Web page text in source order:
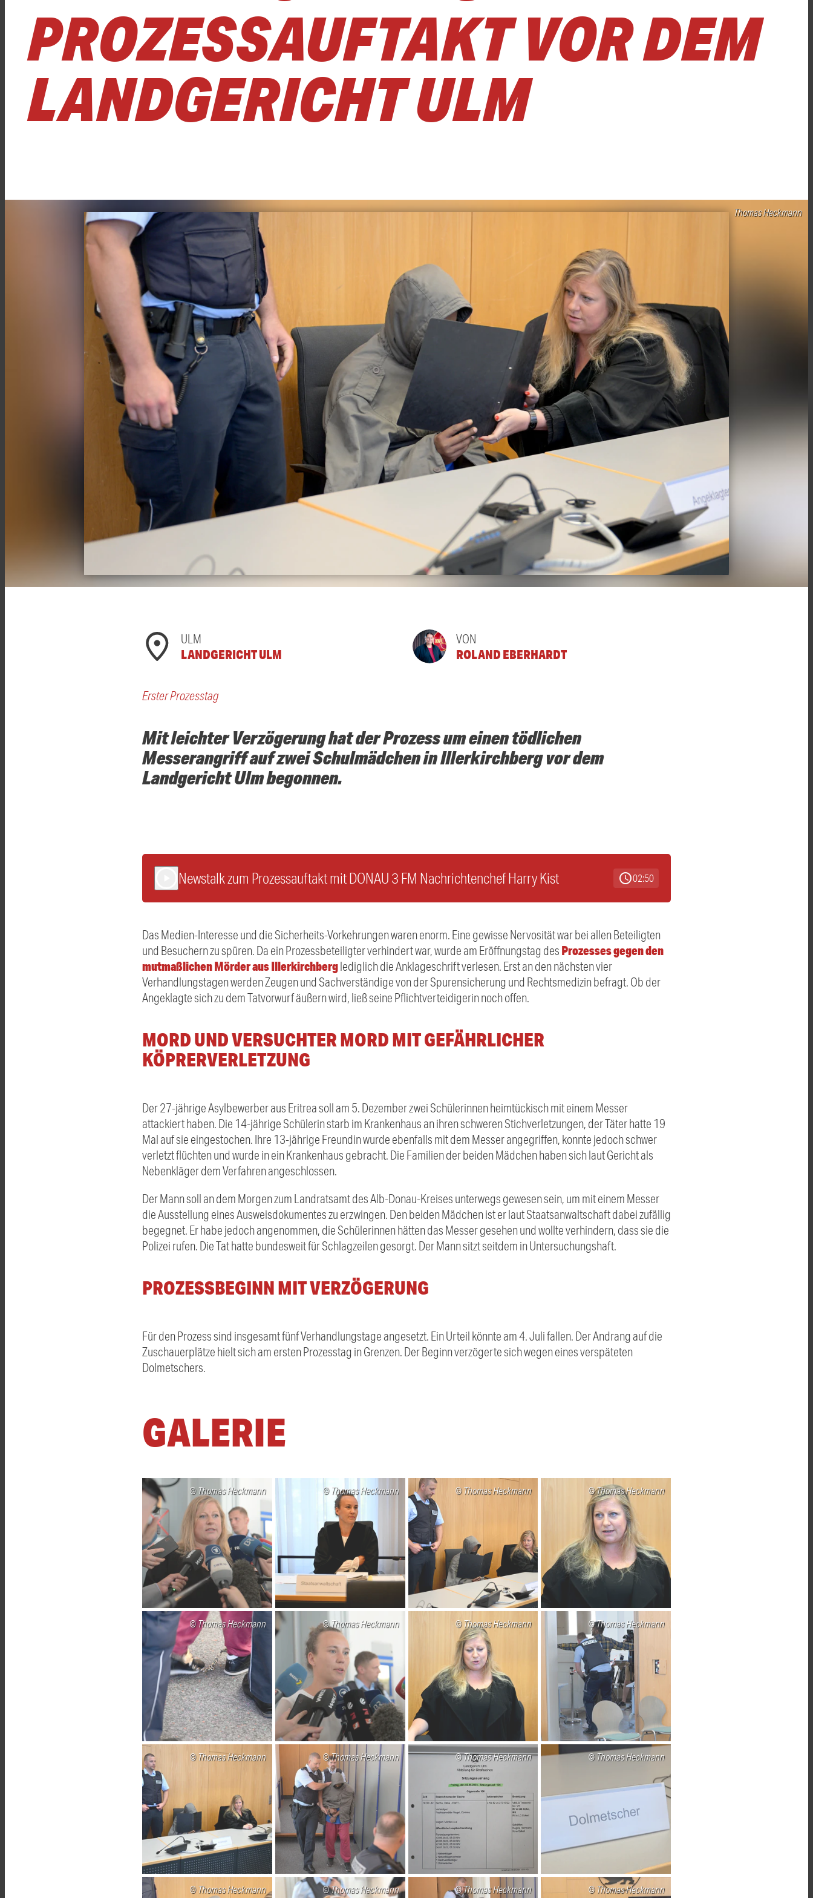
PROZESSAUFTAKT VOR DEM
LANDGERICHT ULM
Thomas Heckmann
ULM
LANDGERICHT ULM
VON
ROLAND EBERHARDT
Erster Prozesstag
Mit leichter Verzögerung hat der Prozess um einen tödlichen
Messerangriff auf zwei Schulmädchen in Illerkirchberg vor dem
Landgericht Ulm begonnen.
Newstalk zum Prozessauftakt mit DONAU 3 FM Nachrichtenchef Harry Kist schedule02:50
Das Medien-Interesse und die Sicherheits-Vorkehrungen waren enorm. Eine gewisse Nervosität war bei allen Beteiligten
und Besuchern zu spüren. Da ein Prozessbeteiligter verhindert war, wurde am Eröffnungstag des Prozesses gegen den
mutmaßlichen Mörder aus Illerkirchberglediglich die Anklageschrift verlesen. Erst an den nächsten vier
Verhandlungstagen werden Zeugen und Sachverständige von der Spurensicherung und Rechtsmedizin befragt. Ob der
Angeklagte sich zu dem Tatvorwurf äußern wird, ließ seine Pflichtverteidigerin noch offen.
MORD UND VERSUCHTER MORD MIT GEFÄHRLICHER
KÖPRERVERLETZUNG
Der 27-jährige Asylbewerber aus Eritrea soll am 5. Dezember zwei Schülerinnen heimtückisch mit einem Messer
attackiert haben. Die 14-jährige Schülerin starb im Krankenhaus an ihren schweren Stichverletzungen, der Täter hatte 19
Mal auf sie eingestochen. Ihre 13-jährige Freundin wurde ebenfalls mit dem Messer angegriffen, konnte jedoch schwer
verletzt flüchten und wurde in ein Krankenhaus gebracht. Die Familien der beiden Mädchen haben sich laut Gericht als
Nebenkläger dem Verfahren angeschlossen.
Der Mann soll an dem Morgen zum Landratsamt des Alb-Donau-Kreises unterwegs gewesen sein, um mit einem Messer
die Ausstellung eines Ausweisdokumentes zu erzwingen. Den beiden Mädchen ist er laut Staatsanwaltschaft dabei zufällig
begegnet. Er habe jedoch angenommen, die Schülerinnen hätten das Messer gesehen und wollte verhindern, dass sie die
Polizei rufen. Die Tat hatte bundesweit für Schlagzeilen gesorgt. Der Mann sitzt seitdem in Untersuchungshaft.
PROZESSBEGINN MIT VERZÖGERUNG
Für den Prozess sind insgesamt fünf Verhandlungstage angesetzt. Ein Urteil könnte am 4. Juli fallen. Der Andrang auf die
Zuschauerplätze hielt sich am ersten Prozesstag in Grenzen. Der Beginn verzögerte sich wegen eines verspäteten
Dolmetschers.
GALERIE
Thomas Heckmann Thomas Heckmann Thomas Heckmann Thomas Heckmann
Thomas Heckmann Thomas Heckmann Thomas Heckmann Thomas Heckmann
Thomas Heckmann Thomas Heckmann Thomas Heckmann Thomas Heckmann
Thomas Heckmann Thomas Heckmann Thomas Heckmann Thomas Heckmann